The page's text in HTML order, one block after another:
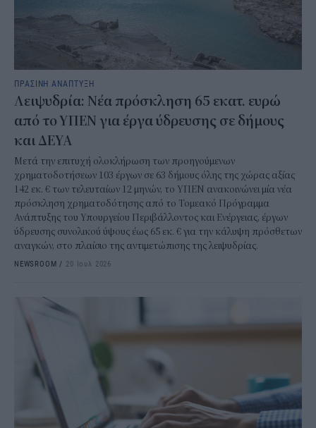
ΠΡΑΣΙΝΗ ΑΝΑΠΤΥΞΗ
Λειψυδρία: Νέα πρόσκληση 65 εκατ. ευρώ
από το ΥΠΕΝ για έργα ύδρευσης σε δήμους
και ΔΕΥΑ
Μετά την επιτυχή ολοκλήρωση των προηγούμενων
χρηματοδοτήσεων 103 έργων σε 63 δήμους όλης της χώρας αξίας
142 εκ. € των τελευταίων 12 μηνών, το ΥΠΕΝ ανακοινώνει μία νέα
πρόσκληση χρηματοδότησης από το Τομεακό Πρόγραμμα
Ανάπτυξης του Υπουργείου Περιβάλλοντος και Ενέργειας, έργων
ύδρευσης συνολικού ύψους έως 65 εκ. € για την κάλυψη πρόσθετων
αναγκών, στο πλαίσιο της αντιμετώπισης της λειψυδρίας.
NEWSROOM / 20 Ιουλ 2026